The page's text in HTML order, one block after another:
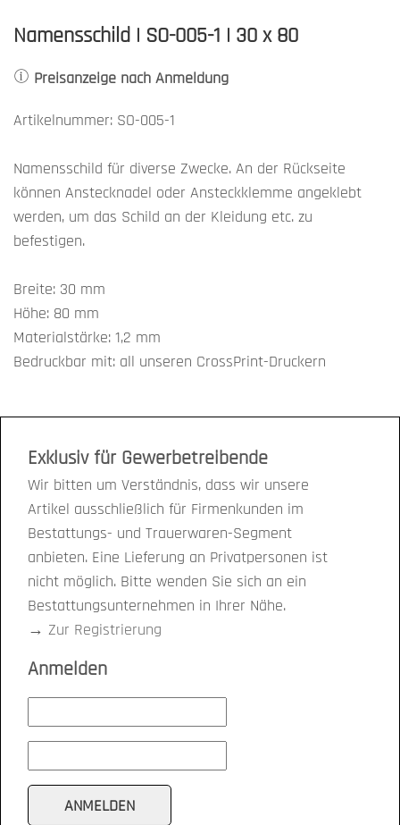
Namensschild | SO-005-1 | 30 x 80
Preisanzeige nach Anmeldung
Artikelnummer: SO-005-1
Namensschild für diverse Zwecke. An der Rückseite
können Anstecknadel oder Ansteckklemme angeklebt
werden, um das Schild an der Kleidung etc. zu
befestigen.
Breite: 30 mm
Höhe: 80 mm
Materialstärke: 1,2 mm
Bedruckbar mit: all unseren CrossPrint-Druckern
Exklusiv für Gewerbetreibende
Wir bitten um Verständnis, dass wir unsere
Artikel ausschließlich für Firmenkunden im
Bestattungs- und Trauerwaren-Segment
anbieten. Eine Lieferung an Privatpersonen ist
nicht möglich. Bitte wenden Sie sich an ein
Bestattungsunternehmen in Ihrer Nähe.
→ Zur Registrierung
Anmelden